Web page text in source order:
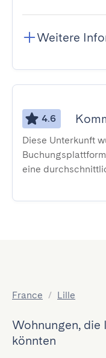
Weitere
4.6
Diese Unterkunft
eine
France / Lille
Wohnungen, die
könnten